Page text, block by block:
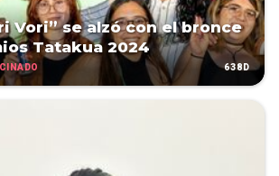
Tatakua 2024
638D